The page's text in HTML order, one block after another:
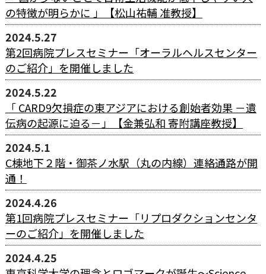
の特徴が明らかに 」【松山祐輔 准教授】
2024.5.27
第2回病院プレスセミナー「オーラルヘルスセンター
のご紹介」を開催しました
2024.5.22
「 CARD9欠損症の東アジアにおける創始者効果 －遺
伝病の起源に迫る－」【金兼弘和 寄附講座教授】
2024.5.1
C棟地下２階・御茶ノ水駅（丸の内線）連絡通路が開
通！
2024.4.26
第1回病院プレスセミナー「リプロダクションセンタ
ーのご紹介」を開催しました
2024.4.25